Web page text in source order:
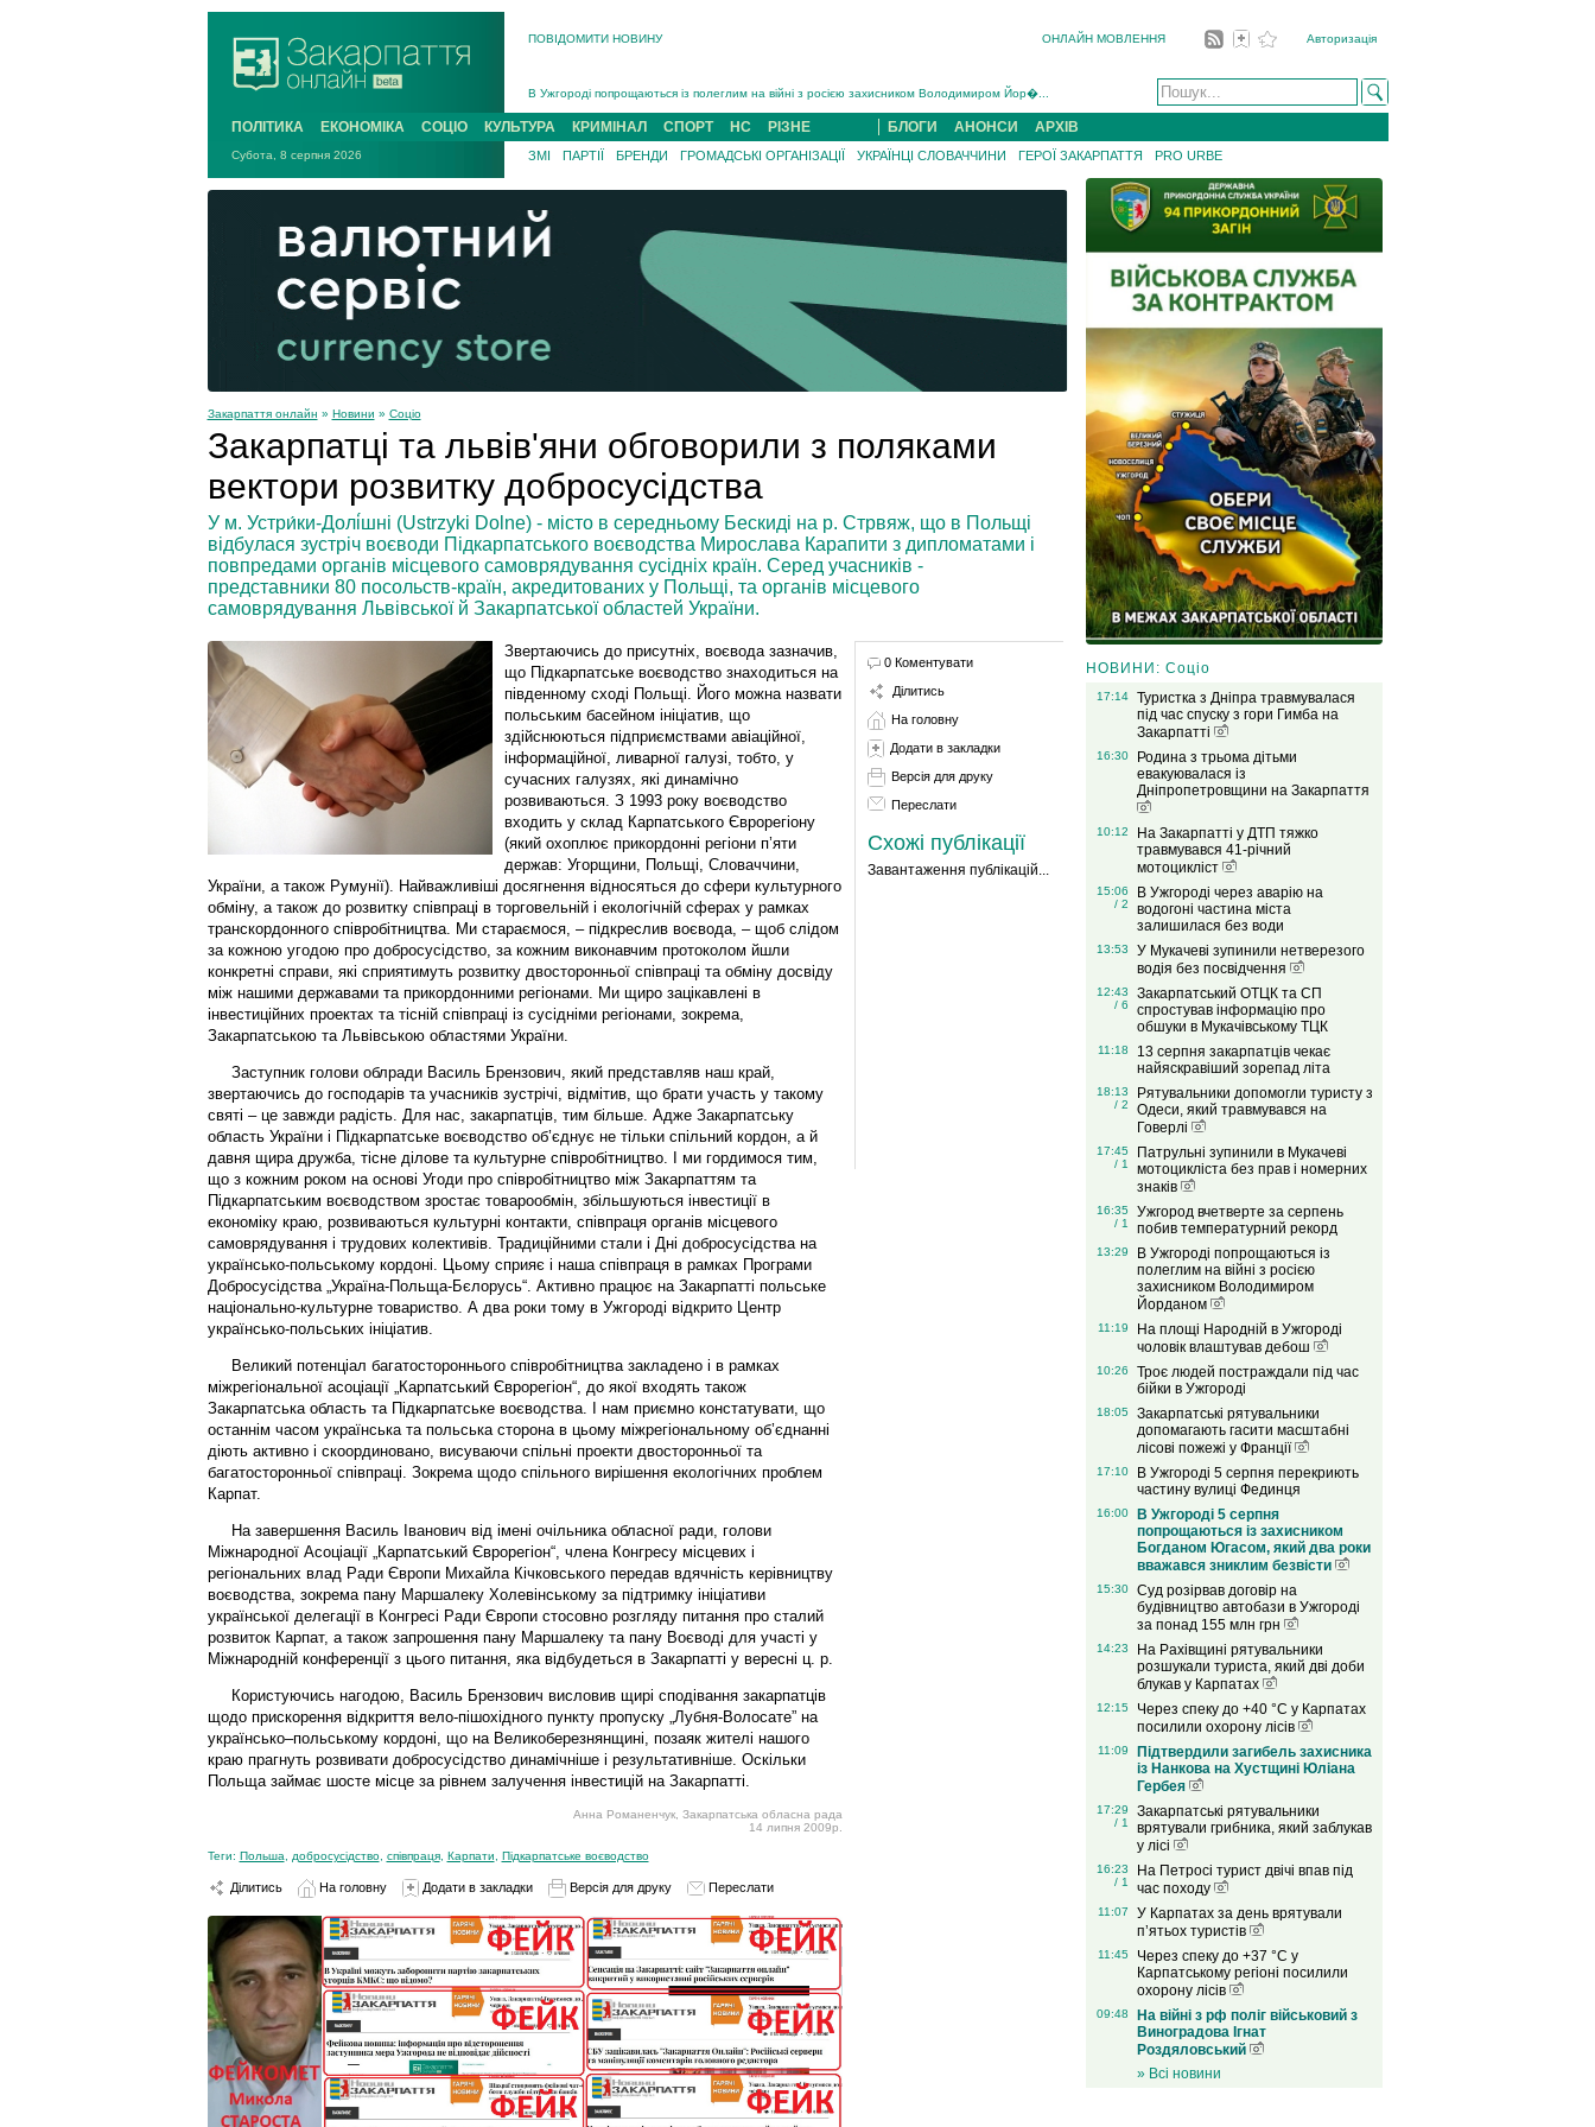
ПОВІДОМИТИ НОВИНУ ОНЛАЙН МОВЛЕННЯ Авторизація
В Ужгороді попрощаються із полеглим на війні з росією захисником Володимиром Йор�...
В Ужгороді 5 серпня попрощаються із захисником Богданом Югасом, який два роки �...
Підтвердили загибель захисника із Нанкова на Хустщині Юліана Гербея (ФОТО)[/gree...
На війні з рф поліг військовий з Виноградова Ігнат Роздяловський (ФОТО)...
На Хустщині внаслідок ДТП за участі трьох авто постраждали 13 людей (ФОТО)...
Інструктора районного ТЦК на Закарпатті судитимуть за обвинувачен...
ПОЛІТИКА ЕКОНОМІКА СОЦІО КУЛЬТУРА КРИМІНАЛ СПОРТ НС РІЗНЕ БЛОГИ АНОНСИ АРХІВ
Субота, 8 серпня 2026 ЗМІ ПАРТІЇ БРЕНДИ ГРОМАДСЬКІ ОРГАНІЗАЦІЇ УКРАЇНЦІ СЛОВАЧЧИНИ ГЕРОЇ ЗАКАРПАТТЯ PRO URBE
Закарпаття онлайн » Новини » Соціо
Закарпатці та львів'яни обговорили з поляками
вектори розвитку добросусідства
У м. Устри́ки-Долі́шні (Ustrzyki Dolne) - місто в середньому Бескиді на р. Стрвяж, що в Польщі
відбулася зустріч воєводи Підкарпатського воєводства Мирослава Карапити з дипломатами і
повпредами органів місцевого самоврядування сусідніх країн. Серед учасників -
представники 80 посольств-країн, акредитованих у Польщі, та органів місцевого
самоврядування Львівської й Закарпатської областей України.
Звертаючись до присутніх, воєвода зазначив,
що Підкарпатське воєводство знаходиться на
південному сході Польщі. Його можна назвати
польським басейном ініціатив, що
здійснюються підприємствами авіаційної,
інформаційної, ливарної галузі, тобто, у
сучасних галузях, які динамічно
розвиваються. З 1993 року воєводство
входить у склад Карпатського Єврорегіону
(який охоплює прикордонні регіони п’яти
держав: Угорщини, Польщі, Словаччини,
України, а також Румунії). Найважливіші досягнення відносяться до сфери культурного
обміну, а також до розвитку співпраці в торговельній і екологічній сферах у рамках
транскордонного співробітництва. Ми стараємося, – підкреслив воєвода, – щоб слідом
за кожною угодою про добросусідство, за кожним виконавчим протоколом йшли
конкретні справи, які сприятимуть розвитку двосторонньої співпраці та обміну досвіду
між нашими державами та прикордонними регіонами. Ми щиро зацікавлені в
інвестиційних проектах та тісній співпраці із сусідніми регіонами, зокрема,
Закарпатською та Львівською областями України.
Заступник голови облради Василь Брензович, який представляв наш край,
звертаючись до господарів та учасників зустрічі, відмітив, що брати участь у такому
святі – це завжди радість. Для нас, закарпатців, тим більше. Адже Закарпатську
область України і Підкарпатське воєводство об’єднує не тільки спільний кордон, а й
давня щира дружба, тісне ділове та культурне співробітництво. І ми гордимося тим,
що з кожним роком на основі Угоди про співробітництво між Закарпаттям та
Підкарпатським воєводством зростає товарообмін, збільшуються інвестиції в
економіку краю, розвиваються культурні контакти, співпраця органів місцевого
самоврядування і трудових колективів. Традиційними стали і Дні добросусідства на
українсько-польському кордоні. Цьому сприяє і наша співпраця в рамках Програми
Добросусідства „Україна-Польща-Бєлорусь“. Активно працює на Закарпатті польське
національно-культурне товариство. А два роки тому в Ужгороді відкрито Центр
українсько-польських ініціатив.
Великий потенціал багатостороннього співробітництва закладено і в рамках
міжрегіональної асоціації „Карпатський Єврорегіон“, до якої входять також
Закарпатська область та Підкарпатське воєводства. І нам приємно констатувати, що
останнім часом українська та польська сторона в цьому міжрегіональному об’єднанні
діють активно і скоординовано, висуваючи спільні проекти двосторонньої та
багатосторонньої співпраці. Зокрема щодо спільного вирішення екологічних проблем
Карпат.
На завершення Василь Іванович від імені очільника обласної ради, голови
Міжнародної Асоціації „Карпатський Єврорегіон“, члена Конгресу місцевих і
регіональних влад Ради Європи Михайла Кічковського передав вдячність керівництву
воєводства, зокрема пану Маршалеку Холевінському за підтримку ініціативи
української делегації в Конгресі Ради Європи стосовно розгляду питання про сталий
розвиток Карпат, а також запрошення пану Маршалеку та пану Воєводі для участі у
Міжнародній конференції з цього питання, яка відбудеться в Закарпатті у вересні ц. р.
Користуючись нагодою, Василь Брензович висловив щирі сподівання закарпатців
щодо прискорення відкриття вело-пішохідного пункту пропуску „Лубня-Волосате” на
українсько–польському кордоні, що на Великоберезнянщині, позаяк жителі нашого
краю прагнуть розвивати добросусідство динамічніше і результативніше. Оскільки
Польща займає шосте місце за рівнем залучення інвестицій на Закарпатті.
Анна Романенчук, Закарпатська обласна рада
14 липня 2009р.
Теги: Польша добросусідство, співпраця, Карпати Підкарпатське воєводство
Ділитись На головну Додати в закладки Версія для друку Переслати
0 Коментувати
Ділитись
На головну
Додати в закладки
Версія для друку
Переслати
Схожі публікації
Завантаження публікацій...
НОВИНИ: Соціо
17:14
Туристка з Дніпра травмувалася
під час спуску з гори Гимба на
Закарпатті
16:30
Родина з трьома дітьми
евакуювалася із
Дніпропетровщини на Закарпаття
10:12
На Закарпатті у ДТП тяжко
травмувався 41-річний
мотоцикліст
15:06
/ 2
В Ужгороді через аварію на
водогоні частина міста
залишилася без води
13:53
У Мукачеві зупинили нетверезого
водія без посвідчення
12:43
/ 6
Закарпатський ОТЦК та СП
спростував інформацію про
обшуки в Мукачівському ТЦК
11:18
13 серпня закарпатців чекає
найяскравіший зорепад літа
18:13
/ 2
Рятувальники допомогли туристу з
Одеси, який травмувався на
Говерлі
17:45
/ 1
Патрульні зупинили в Мукачеві
мотоцикліста без прав і номерних
знаків
16:35
/ 1
Ужгород вчетверте за серпень
побив температурний рекорд
13:29
В Ужгороді попрощаються із
полеглим на війні з росією
захисником Володимиром
Йорданом
11:19
На площі Народній в Ужгороді
чоловік влаштував дебош
10:26
Троє людей постраждали під час
бійки в Ужгороді
18:05
Закарпатські рятувальники
допомагають гасити масштабні
лісові пожежі у Франції
17:10
В Ужгороді 5 серпня перекриють
частину вулиці Фединця
16:00
В Ужгороді 5 серпня
попрощаються із захисником
Богданом Югасом, який два роки
вважався зниклим безвісти
15:30
Суд розірвав договір на
будівництво автобази в Ужгороді
за понад 155 млн грн
14:23
На Рахівщині рятувальники
розшукали туриста, який дві доби
блукав у Карпатах
12:15
Через спеку до +40 °C у Карпатах
посилили охорону лісів
11:09
Підтвердили загибель захисника
із Нанкова на Хустщині Юліана
Гербея
17:29
/ 1
Закарпатські рятувальники
врятували грибника, який заблукав
у лісі
16:23
/ 1
На Петросі турист двічі впав під
час походу
11:07
У Карпатах за день врятували
п’ятьох туристів
11:45
Через спеку до +37 °C у
Карпатському регіоні посилили
охорону лісів
09:48
На війні з рф поліг військовий з
Виноградова Ігнат
Роздяловський
» Всі новини